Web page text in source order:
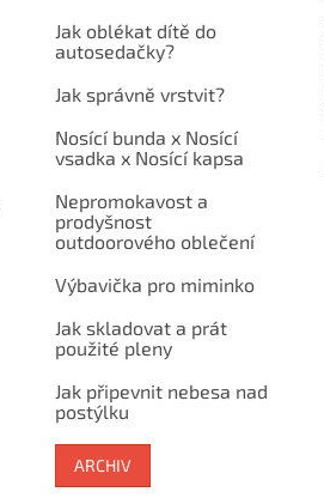
Jak oblékat dítě do
autosedačky?
Jak správně vrstvit?
Nosící bunda x Nosící
vsadka x Nosící kapsa
Nepromokavost a
prodyšnost
outdoorového oblečení
Výbavička pro miminko
Jak skladovat a prát
použité pleny
Jak připevnit nebesa nad
postýlku
ARCHIV